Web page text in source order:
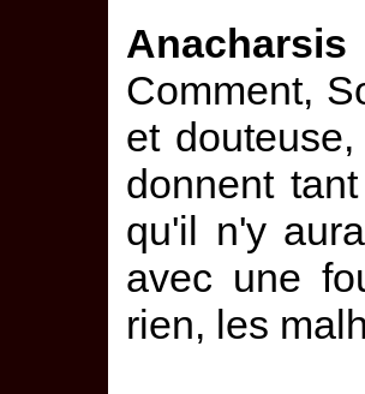
Anacharsis
Comment,
et
donnent
qu'il n'y
avec une
rien, les